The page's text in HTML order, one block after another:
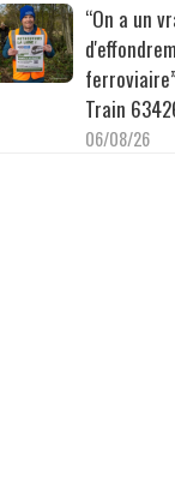
“On a un
Train
06/08/26